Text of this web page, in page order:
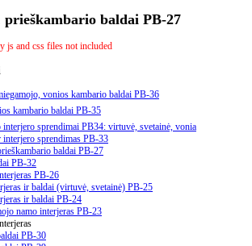
prieškambario baldai PB-27
js and css files not included
vonios kambario baldai PB-36
kambario baldai PB-35
interjero sprendimai PB34: virtuvė, svetainė, vonia
sprendimas PB-33
baldai PB-27
PB-32
PB-26
ir baldai (virtuvė, svetainė) PB-25
ir baldai PB-24
namo interjeras PB-23
PB-30